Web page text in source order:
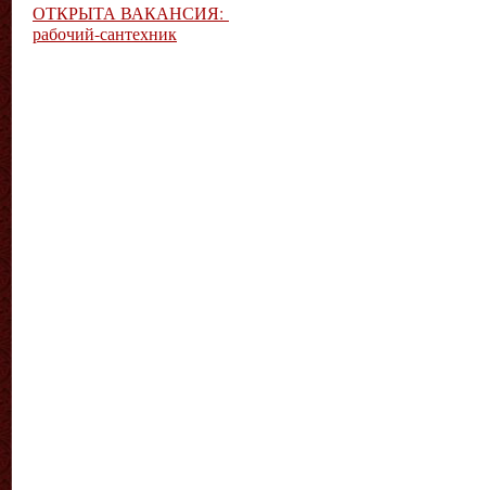
ОТКРЫТА ВАКАНСИЯ:
рабочий-сантехник